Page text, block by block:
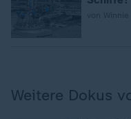
Weitere Dokus